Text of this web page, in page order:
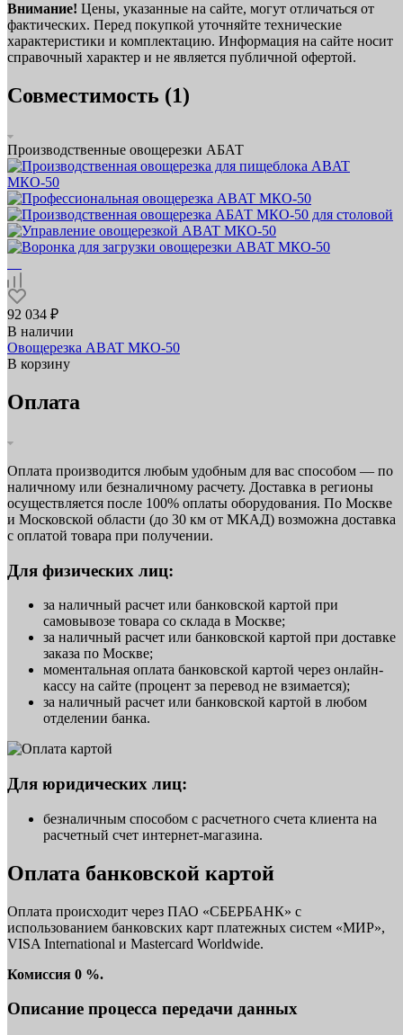
Внимание! Цены, указанные на сайте, могут отличаться от
фактических. Перед покупкой уточняйте технические
характеристики и комплектацию. Информация на сайте носит
справочный характер и не является публичной офертой.
Совместимость (1)
Производственные овощерезки АБАТ
92 034 ₽
В наличии
Овощерезка ABAT МКО‑50
В корзину
Оплата
Оплата производится любым удобным для вас способом — по
наличному или безналичному расчету. Доставка в регионы
осуществляется после 100% оплаты оборудования. По Москве
и Московской области (до 30 км от МКАД) возможна доставка
с оплатой товара при получении.
Для физических лиц:
за наличный расчет или банковской картой при
самовывозе товара со склада в Москве;
за наличный расчет или банковской картой при доставке
заказа по Москве;
моментальная оплата банковской картой через онлайн-
кассу на сайте (процент за перевод не взимается);
за наличный расчет или банковской картой в любом
отделении банка.
Для юридических лиц:
безналичным способом с расчетного счета клиента на
расчетный счет интернет-магазина.
Оплата банковской картой
Оплата происходит через ПАО «СБЕРБАНК» с
использованием банковских карт платежных систем «МИР»,
VISA International и Mastercard Worldwide.
Комиссия 0 %.
Описание процесса передачи данных